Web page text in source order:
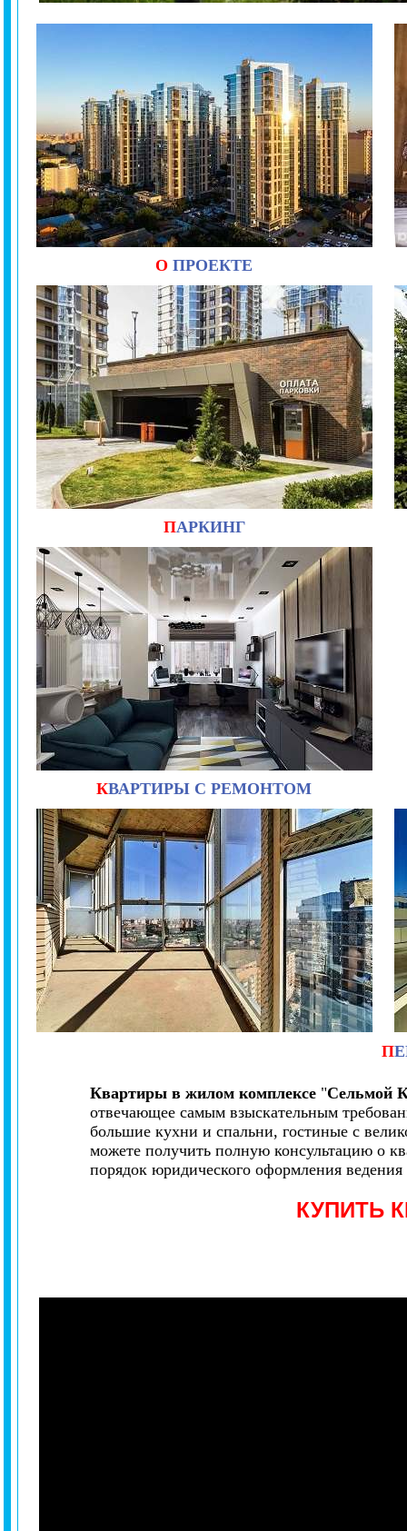
О ПРОЕКТЕ
ПАРКИНГ
КВАРТИРЫ С РЕМОНТОМ
П
Квартиры в жилом комплексе "Сельмой
отвечающее самым взыскательным
большие кухни и спальни, гостиные с
можете получить полную консультацию о
порядок юридического оформления
КУПИТЬ